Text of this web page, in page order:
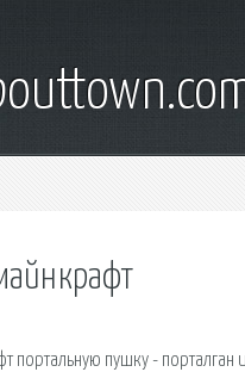
портальную пушку -